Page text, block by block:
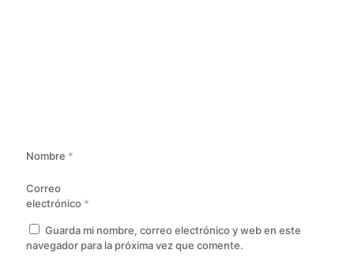
Nombre *
Correo
electrónico *
Guarda mi nombre, correo electrónico y web en este
navegador para la próxima vez que comente.